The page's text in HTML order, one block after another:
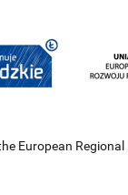
European Regional